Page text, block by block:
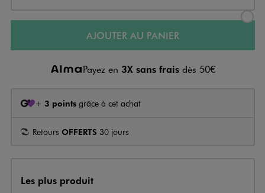
AJOUTER AU PANIER
Payez en 3X sans frais dès 50€
+ 3 points grâce à cet achat
Retours OFFERTS 30 jours
Les plus produit